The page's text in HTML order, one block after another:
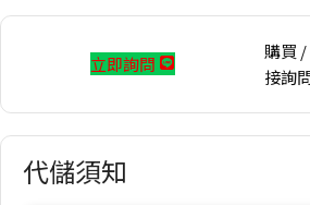
立即詢問
購買
接詢
代儲須知